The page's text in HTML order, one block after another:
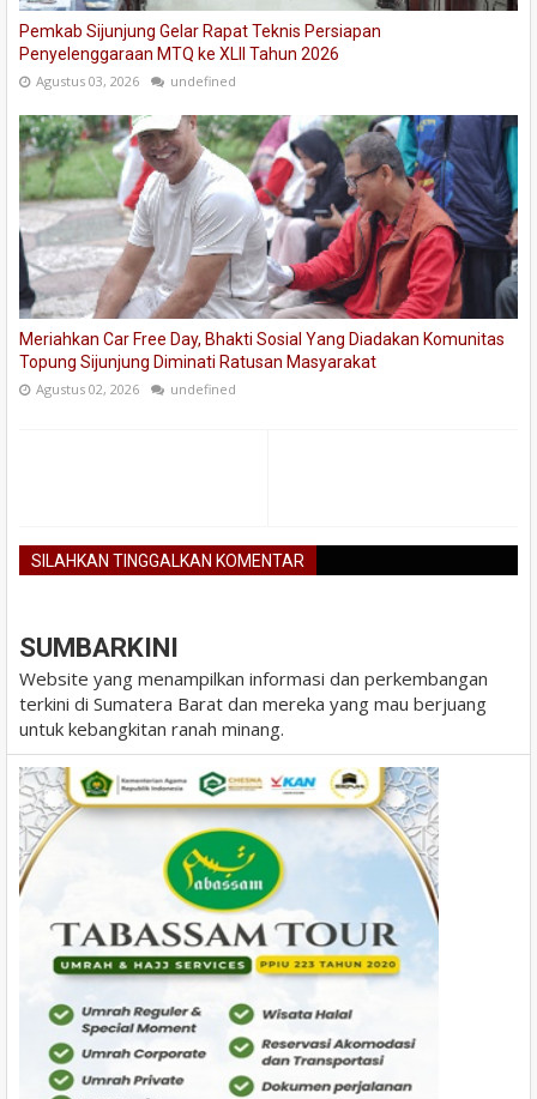
Pemkab Sijunjung Gelar Rapat Teknis Persiapan
Penyelenggaraan MTQ ke XLII Tahun 2026
Agustus 03, 2026 undefined
Meriahkan Car Free Day, Bhakti Sosial Yang Diadakan Komunitas
Topung Sijunjung Diminati Ratusan Masyarakat
Agustus 02, 2026 undefined
SILAHKAN TINGGALKAN KOMENTAR
SUMBARKINI
Website yang menampilkan informasi dan perkembangan
terkini di Sumatera Barat dan mereka yang mau berjuang
untuk kebangkitan ranah minang.